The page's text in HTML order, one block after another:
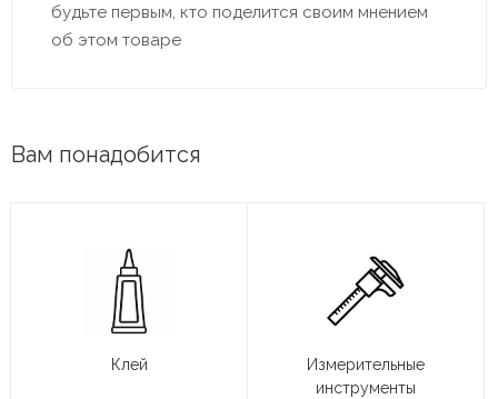
будьте первым, кто поделится своим мнением
об этом товаре
Вам понадобится
Клей
Измерительные
инструменты